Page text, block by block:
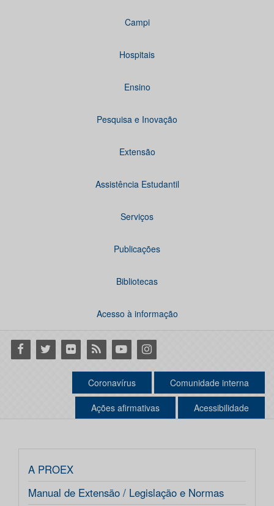
Campi
Hospitais
Ensino
Pesquisa e Inovação
Extensão
Assistência Estudantil
Serviços
Publicações
Bibliotecas
Acesso à informação
Facebook
Twitter Flickr RSS YoutubeInstagram
Coronavírus Comunidade interna
Ações afirmativas Acessibilidade
A PROEX
Manual de Extensão / Legislação e Normas